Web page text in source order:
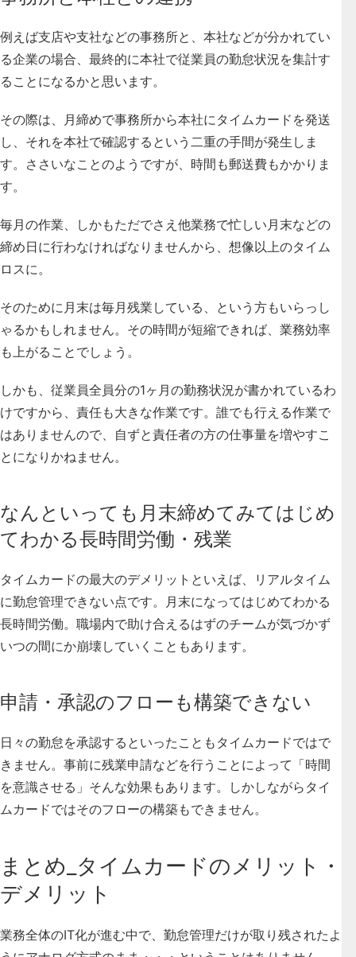
例えば支店や支社などの事務所と、本社などが分かれてい
る企業の場合、最終的に本社で従業員の勤怠状況を集計す
ることになるかと思います。
その際は、月締めで事務所から本社にタイムカードを発送
し、それを本社で確認するという二重の手間が発生しま
す。ささいなことのようですが、時間も郵送費もかかりま
す。
毎月の作業、しかもただでさえ他業務で忙しい月末などの
締め日に行わなければなりませんから、想像以上のタイム
ロスに。
そのために月末は毎月残業している、という方もいらっし
ゃるかもしれません。その時間が短縮できれば、業務効率
も上がることでしょう。
しかも、従業員全員分の1ヶ月の勤務状況が書かれているわ
けですから、責任も大きな作業です。誰でも行える作業で
はありませんので、自ずと責任者の方の仕事量を増やすこ
とになりかねません。
なんといっても月末締めてみてはじめ
てわかる長時間労働・残業
タイムカードの最大のデメリットといえば、リアルタイム
に勤怠管理できない点です。月末になってはじめてわかる
長時間労働。職場内で助け合えるはずのチームが気づかず
いつの間にか崩壊していくこともあります。
申請・承認のフローも構築できない
日々の勤怠を承認するといったこともタイムカードではで
きません。事前に残業申請などを行うことによって「時間
を意識させる」そんな効果もあります。しかしながらタイ
ムカードではそのフローの構築もできません。
まとめ_タイムカードのメリット・
デメリット
業務全体のIT化が進む中で、勤怠管理だけが取り残されたよ